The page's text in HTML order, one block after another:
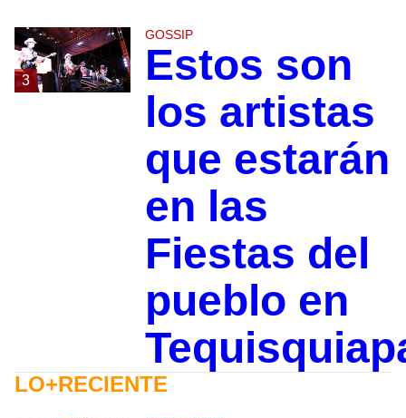
3
GOSSIP
Estos son
los artistas
que estarán
en las
Fiestas del
pueblo en
LO+RECIENTE